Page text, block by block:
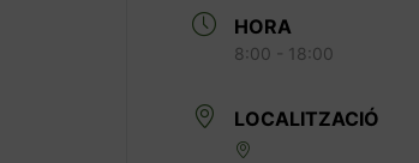
HORA
8:00 - 18:00
LOCALITZACIÓ